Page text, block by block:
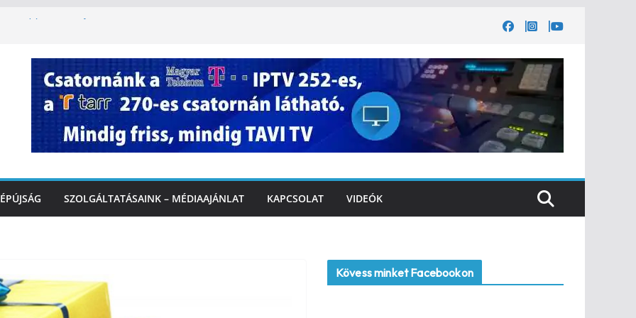
utca felújítása Marcaliban –
lakossági felháborodást váltott ki a
Marcaliban – VIDEÓ
a Balatonnál – az első félidő végén
SZOLGÁLTATÁSAINK – MÉDIAAJÁNLAT KAPCSOLAT VIDEÓK
Kövess minket Facebookon